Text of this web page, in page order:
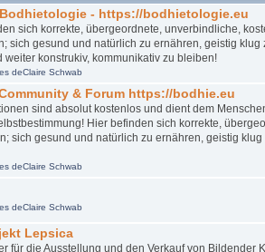
- https://bodhietologie.eu
sich korrekte, übergeordnete, unverbindliche,
sich gesund und natürlich zu ernähren, geistig klug
konstrukiv, kommunikativ zu bleiben!
deClaire Schwab
& Forum https://bodhie.eu
sind absolut kostenlos und dient dem
Hier befinden sich korrekte,
sich gesund und natürlich zu ernähren, geistig
deClaire Schwab
deClaire Schwab
Lepsica
für die Ausstellung und den Verkauf von Bildender